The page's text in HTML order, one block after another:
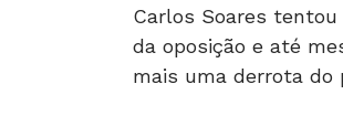
Carlos Soares
da oposição e até
mais uma derrota do